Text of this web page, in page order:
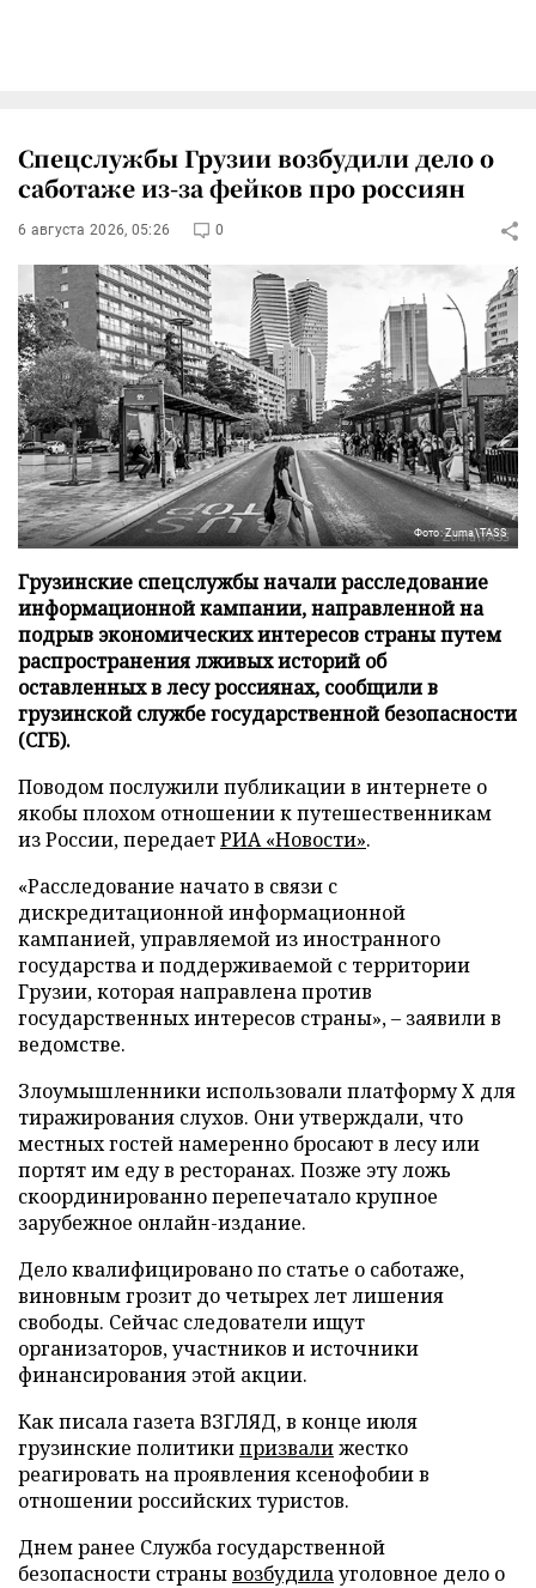
Спецслужбы Грузии возбудили дело о
саботаже из-за фейков про россиян
6 августа 2026, 05:26 0
Фото: Zuma\TASS
Грузинские спецслужбы начали расследование
информационной кампании, направленной на
подрыв экономических интересов страны путем
распространения лживых историй об
оставленных в лесу россиянах, сообщили в
грузинской службе государственной безопасности
(СГБ).
Поводом послужили публикации в интернете о
якобы плохом отношении к путешественникам
из России, передаетРИА «Новости».
«Расследование начато в связи с
дискредитационной информационной
кампанией, управляемой из иностранного
государства и поддерживаемой с территории
Грузии, которая направлена против
государственных интересов страны», – заявили в
ведомстве.
Злоумышленники использовали платформу X для
тиражирования слухов. Они утверждали, что
местных гостей намеренно бросают в лесу или
портят им еду в ресторанах. Позже эту ложь
скоординированно перепечатало крупное
зарубежное онлайн-издание.
Дело квалифицировано по статье о саботаже,
виновным грозит до четырех лет лишения
свободы. Сейчас следователи ищут
организаторов, участников и источники
финансирования этой акции.
Как писала газета ВЗГЛЯД, в конце июля
грузинские политикипризвалижестко
реагировать на проявления ксенофобии в
отношении российских туристов.
Днем ранее Служба государственной
безопасности странывозбудилауголовное дело о